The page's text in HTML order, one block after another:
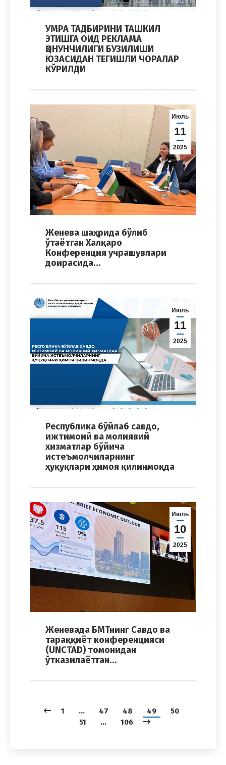
УМРА ТАДБИРИНИ ТАШКИЛ
ЭТИШГА ОИД РЕКЛАМА
ҚОНУНЧИЛИГИ БУЗИЛИШИ
ЮЗАСИДАН ТЕГИШЛИ ЧОРАЛАР
КЎРИЛДИ
Июль
11
2025
Женева шаҳрида бўлиб
ўтаётган Халқаро
Конференция учрашувлари
доирасида…
Июль
11
2025
Республика бўйлаб савдо,
ижтимоий ва молиявий
хизматлар бўйича
истеъмолчиларнинг
ҳуқуқлари ҳимоя қилинмоқда
Июль
10
2025
Женевада БМТнинг Савдо ва
тараққиёт конференцияси
(UNCTAD) томонидан
ўтказилаётган…
1 … 47 48 49
50
51
… 106